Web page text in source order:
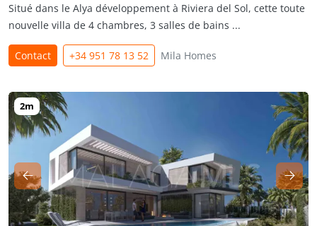
Situé dans le Alya développement à Riviera del Sol, cette toute
nouvelle villa de 4 chambres, 3 salles de bains ...
Contact +34 951 78 13 52 Mila Homes